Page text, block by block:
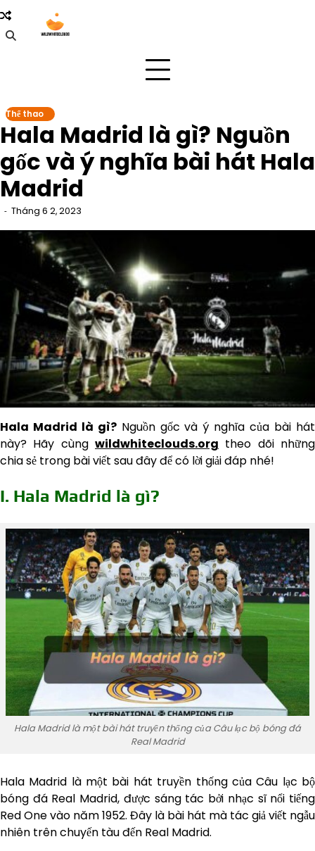
Skip
to
content
Thể thao
Hala Madrid là gì? Nguồn
gốc và ý nghĩa bài hát Hala
Madrid
Tháng 6 2, 2023
Hala Madrid là gì?Nguồn gốc và ý nghĩa của bài hát
này? Hãy cùng wildwhiteclouds.org theo dõi những
chia sẻ trong bài viết sau đây để có lời giải đáp nhé!
I. Hala Madrid là gì?
Hala Madrid là một bài hát truyền thống của Câu lạc bộ bóng đá
Real Madrid
Hala Madrid là một bài hát truyền thống của Câu lạc bộ
bóng đá Real Madrid, được sáng tác bởi nhạc sĩ nổi tiếng
Red One vào năm 1952. Đây là bài hát mà tác giả viết ngẫu
nhiên trên chuyến tàu đến Real Madrid.